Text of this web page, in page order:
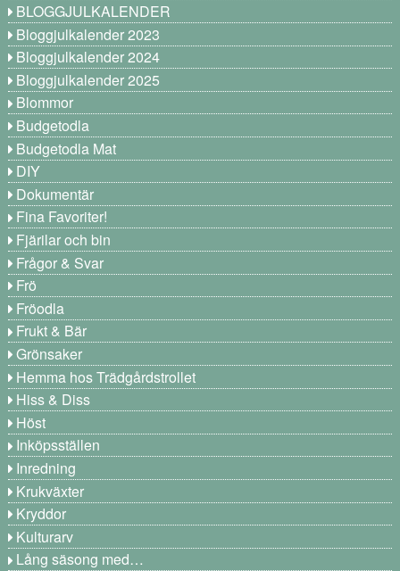
BLOGGJULKALENDER
Bloggjulkalender 2023
Bloggjulkalender 2024
Bloggjulkalender 2025
Blommor
Budgetodla
Budgetodla Mat
DIY
Dokumentär
Fina Favoriter!
Fjärilar och bin
Frågor & Svar
Frö
Fröodla
Frukt & Bär
Grönsaker
Hemma hos Trädgårdstrollet
Hiss & Diss
Höst
Inköpsställen
Inredning
Krukväxter
Kryddor
Kulturarv
Lång säsong med…